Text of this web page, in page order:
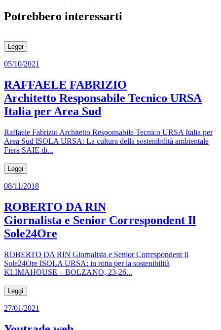
Potrebbero interessarti
Leggi
05/10/2021
RAFFAELE FABRIZIO
Architetto Responsabile Tecnico URSA
Italia per Area Sud
Raffaele Fabrizio Architetto Responsabile Tecnico URSA Italia per
Area Sud ISOLA URSA: La cultura della sostenibilità ambientale
Fiera SAIE di...
Leggi
08/11/2018
ROBERTO DA RIN
Giornalista e Senior Correspondent Il
Sole24Ore
ROBERTO DA RIN Giornalista e Senior Correspondent Il
Sole24Ore ISOLA URSA: in rotta per la sostenibilità
KLIMAHOUSE – BOLZANO, 23-26...
Leggi
27/01/2021